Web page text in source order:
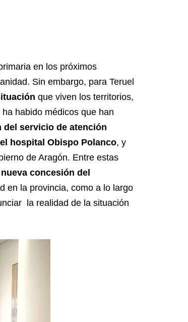
en los próximos
Sin embargo, para Teruel
que viven los territorios,
ha habido médicos que han
del servicio de atención
hospital Obispo Polanco, y
de Aragón. Entre estas
concesión del
en la provincia, como a lo largo
la realidad de la situación